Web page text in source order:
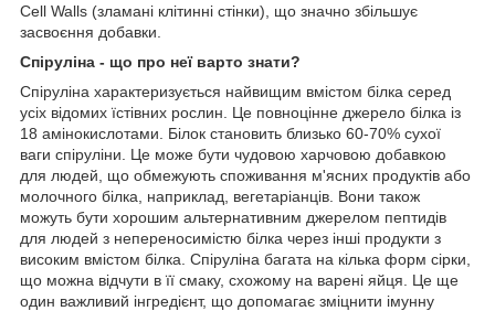
Cell Walls (зламані клітинні стінки), що значно збільшує
засвоєння добавки.
Спіруліна - що про неї варто знати?
Спіруліна характеризується найвищим вмістом білка серед
усіх відомих їстівних рослин. Це повноцінне джерело білка із
18 амінокислотами. Білок становить близько 60-70% сухої
ваги спіруліни. Це може бути чудовою харчовою добавкою
для людей, що обмежують споживання м'ясних продуктів або
молочного білка, наприклад, вегетаріанців. Вони також
можуть бути хорошим альтернативним джерелом пептидів
для людей з непереносимістю білка через інші продукти з
високим вмістом білка. Спіруліна багата на кілька форм сірки,
що можна відчути в її смаку, схожому на варені яйця. Це ще
один важливий інгредієнт, що допомагає зміцнити імунну